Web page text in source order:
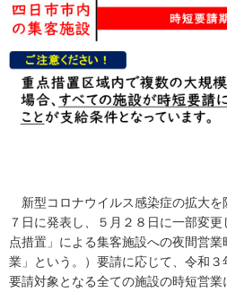
新型コロナウイルス感染症の拡大を
７日に発表し、５月２８日に一部変
点措置」による集客施設への夜間営
業」という。）要請に応じて、令和
要請対象となる全ての施設の時短営